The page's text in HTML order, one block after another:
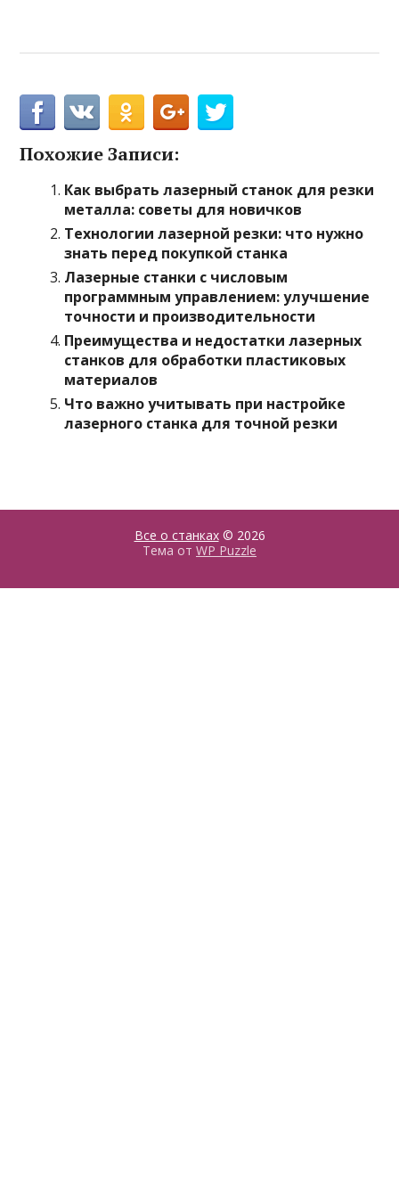
Похожие Записи:
Как выбрать лазерный станок для резки
металла: советы для новичков
Технологии лазерной резки: что нужно
знать перед покупкой станка
Лазерные станки с числовым
программным управлением: улучшение
точности и производительности
Преимущества и недостатки лазерных
станков для обработки пластиковых
материалов
Что важно учитывать при настройке
лазерного станка для точной резки
Все о станках© 2026
Тема от WP Puzzle